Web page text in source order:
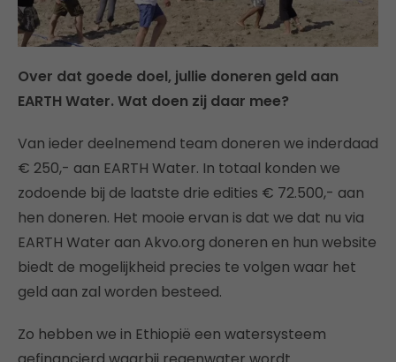
Over dat goede doel, jullie doneren geld aan
EARTH Water. Wat doen zij daar mee?
Van ieder deelnemend team doneren we inderdaad
€ 250,- aan EARTH Water. In totaal konden we
zodoende bij de laatste drie edities € 72.500,- aan
hen doneren. Het mooie ervan is dat we dat nu via
EARTH Water aan Akvo.org doneren en hun website
biedt de mogelijkheid precies te volgen waar het
geld aan zal worden besteed.
Zo hebben we in Ethiopië een watersysteem